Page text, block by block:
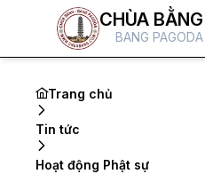
CHÙA BẰNG
BANG PAGODA
Trang chủ
Tin tức
Hoạt động Phật sự